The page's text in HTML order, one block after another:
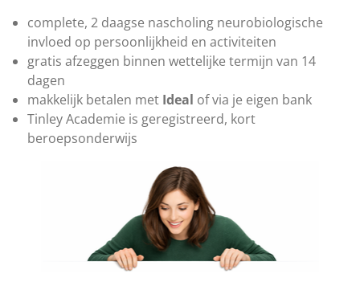
​complete, 2 daagse nascholing neurobiologische
invloed op persoonlijkheid en activiteiten
gratis afzeggen binnen wettelijke termijn van 14
dagen
makkelijk betalen met Ideal of via je eigen bank
Tinley Academie is geregistreerd, kort
beroepsonderwijs